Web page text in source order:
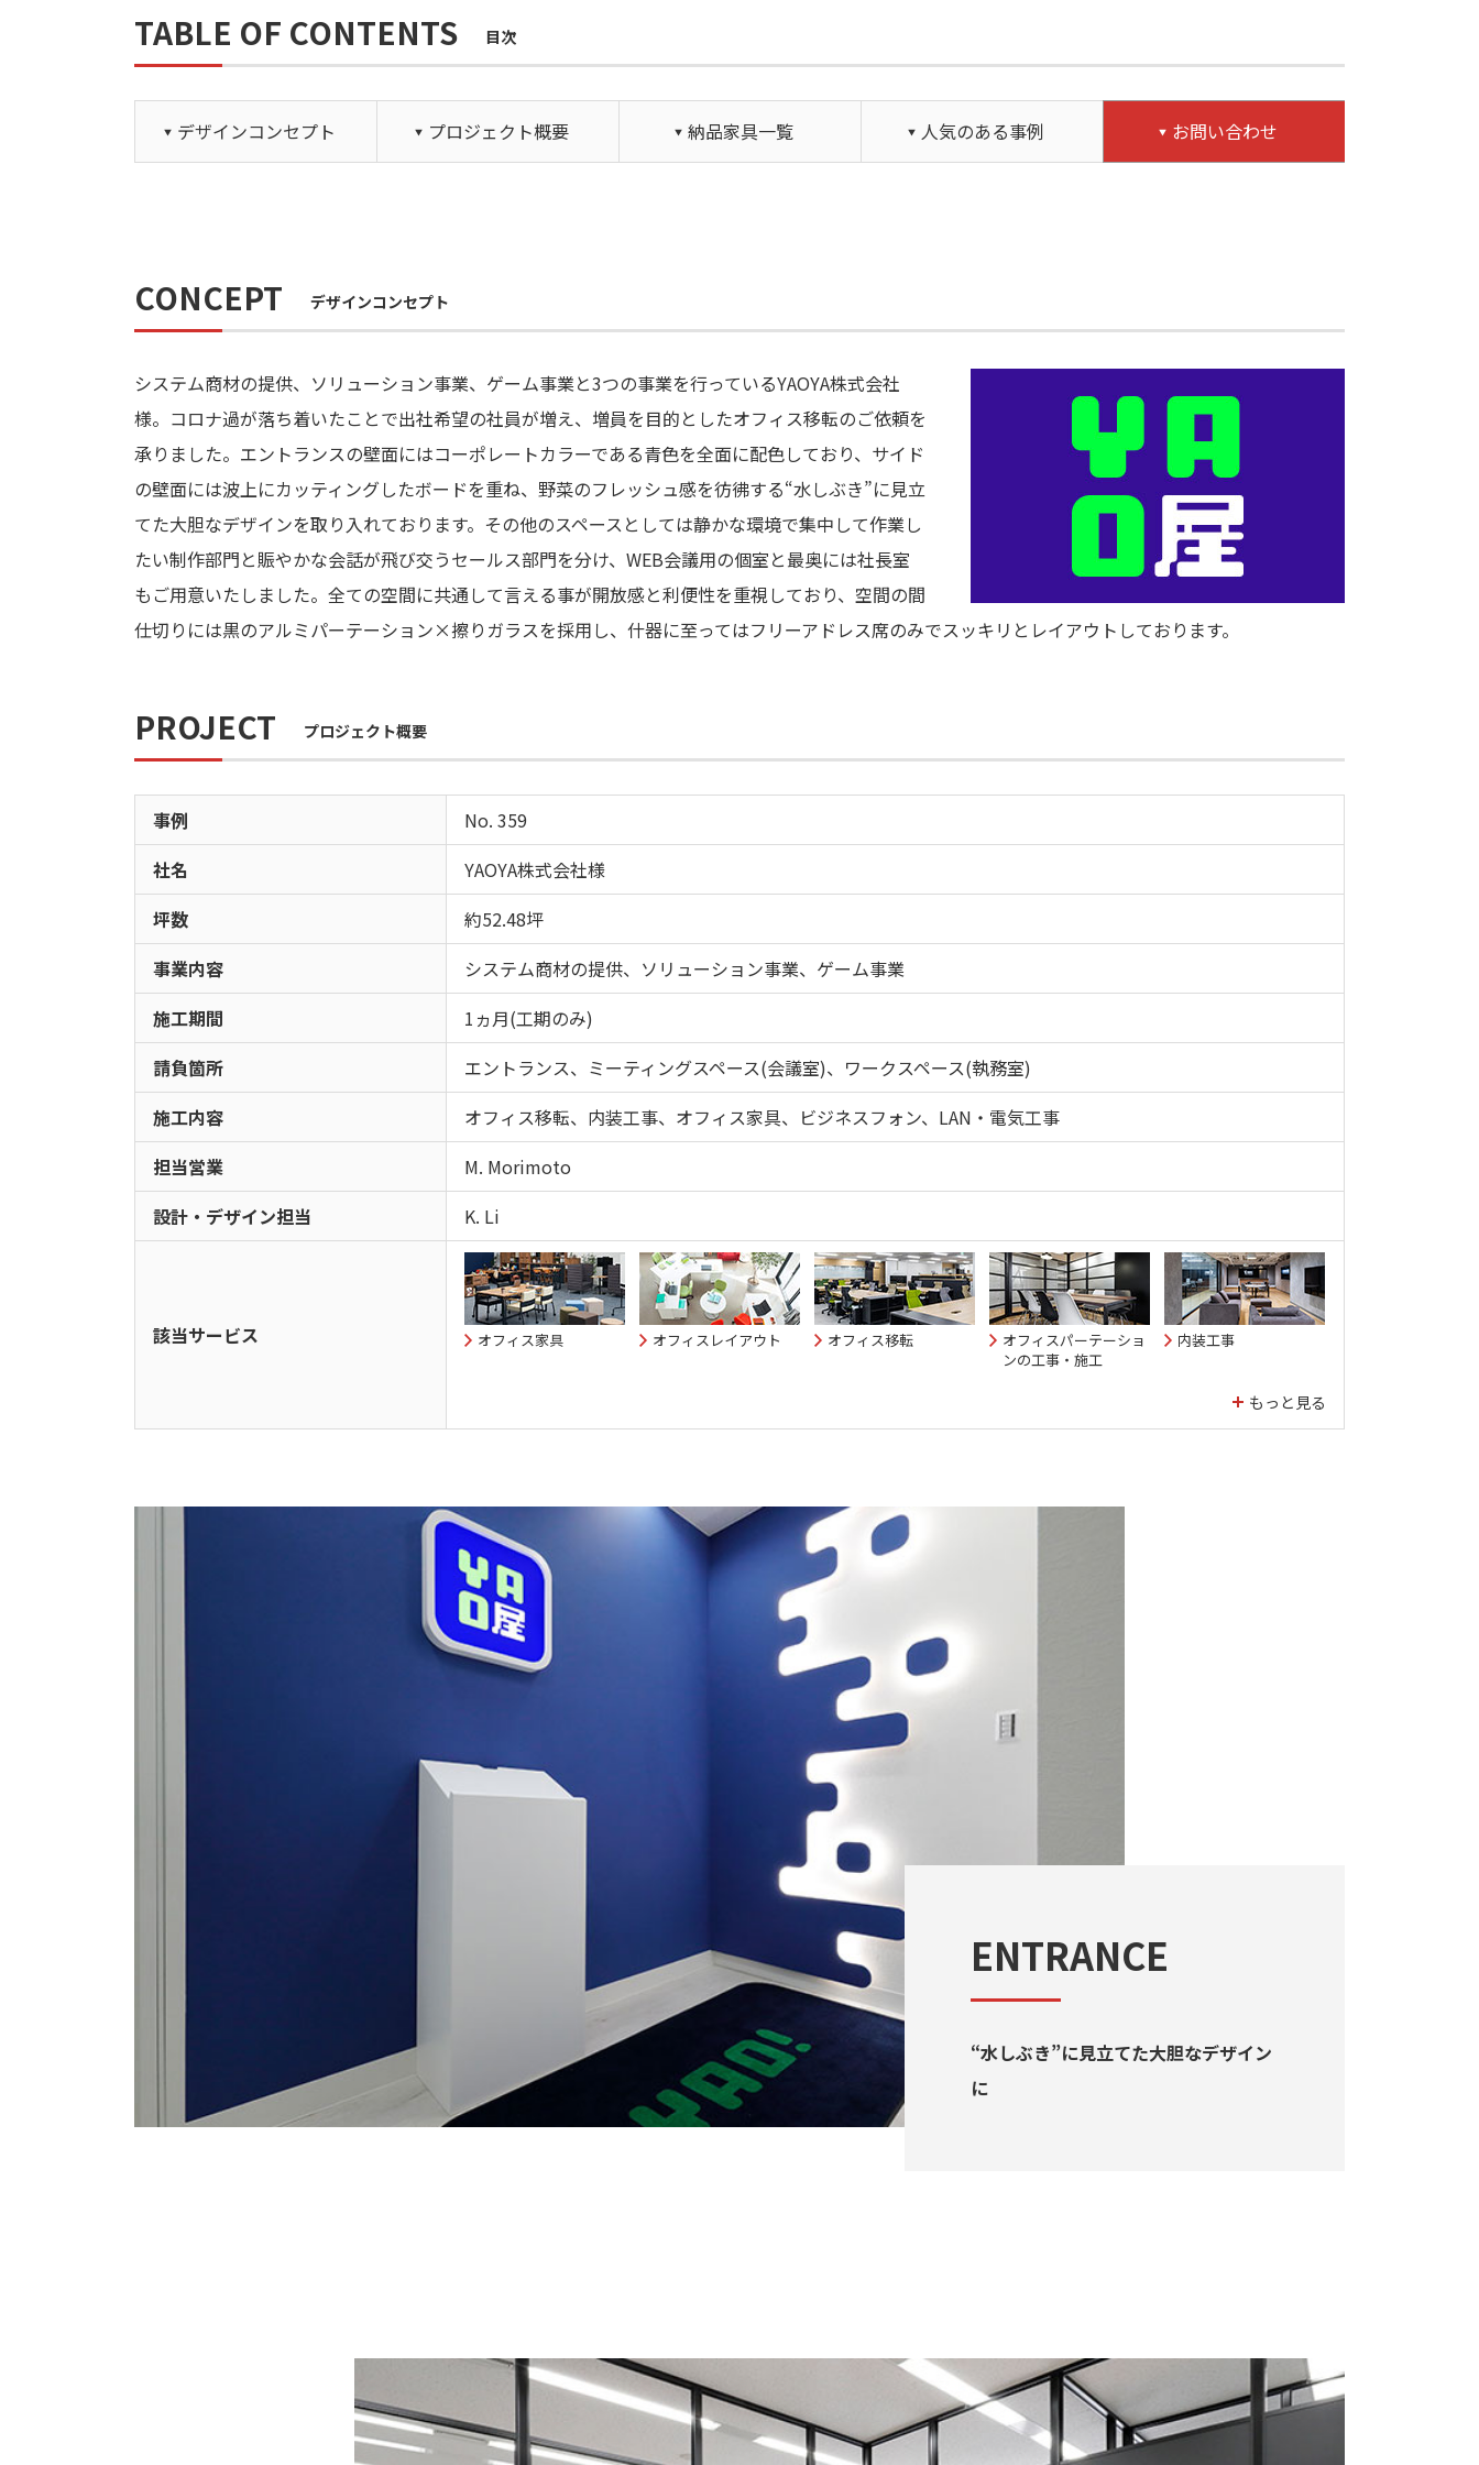
TABLE OF CONTENTS 目次
デザインコンセプト プロジェクト概要 納品家具一覧 人気のある事例 お問い合わせ
CONCEPT デザインコンセプト
システム商材の提供、ソリューション事業、ゲーム事業と3つの事業を行っているYAOYA株式会社
様。コロナ過が落ち着いたことで出社希望の社員が増え、増員を目的としたオフィス移転のご依頼を
承りました。エントランスの壁面にはコーポレートカラーである青色を全面に配色しており、サイド
の壁面には波上にカッティングしたボードを重ね、野菜のフレッシュ感を彷彿する“水しぶき”に見立
てた大胆なデザインを取り入れております。その他のスペースとしては静かな環境で集中して作業し
たい制作部門と賑やかな会話が飛び交うセールス部門を分け、WEB会議用の個室と最奥には社長室
もご用意いたしました。全ての空間に共通して言える事が開放感と利便性を重視しており、空間の間
仕切りには黒のアルミパーテーション×擦りガラスを採用し、什器に至ってはフリーアドレス席のみでスッキリとレイアウトしております。
PROJECT プロジェクト概要
事例
No. 359
社名
YAOYA株式会社様
坪数
約52.48坪
事業内容
システム商材の提供、ソリューション事業、ゲーム事業
施工期間
1ヵ月(工期のみ)
請負箇所
エントランス、ミーティングスペース(会議室)、ワークスペース(執務室)
施工内容
オフィス移転、内装工事、オフィス家具、ビジネスフォン、LAN・電気工事
担当営業
M. Morimoto
設計・デザイン担当
K. Li
該当サービス オフィス家具 オフィスレイアウト オフィス移転
オフィスパーテーショ
ンの工事・施工
内装工事
ENTRANCE
“水しぶき”に見立てた大胆なデザイン
に